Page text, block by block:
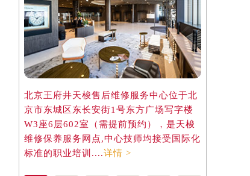
北京王府井天梭售后维修服务中心位于北
京市东城区东长安街1号东方广场写字楼
W3座6层602室（需提前预约），是天梭
维修保养服务网点,中心技师均接受国际化
标准的职业培训....详情 >